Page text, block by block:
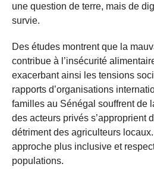
une question de terre, mais de
survie.
Des études montrent que la
contribue à l’insécurité
exacerbant ainsi les tensions
rapports d’organisations
familles au Sénégal souffrent de
des acteurs privés s’approprient
détriment des agriculteurs
approche plus inclusive et
populations.